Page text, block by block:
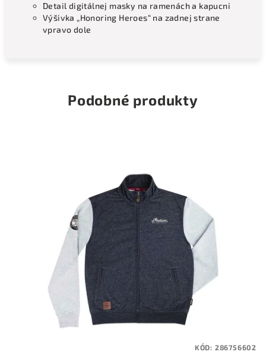
Detail digitálnej masky na ramenách a kapucni
Výšivka „Honoring Heroes“ na zadnej strane
vpravo dole
Podobné produkty
KÓD: 286756602